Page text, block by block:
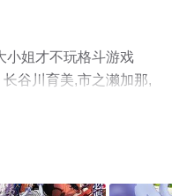
小姐才不玩格斗游戏
谷川育美,市之濑加那,
的日本动漫，手机免
或剧情网等平台了